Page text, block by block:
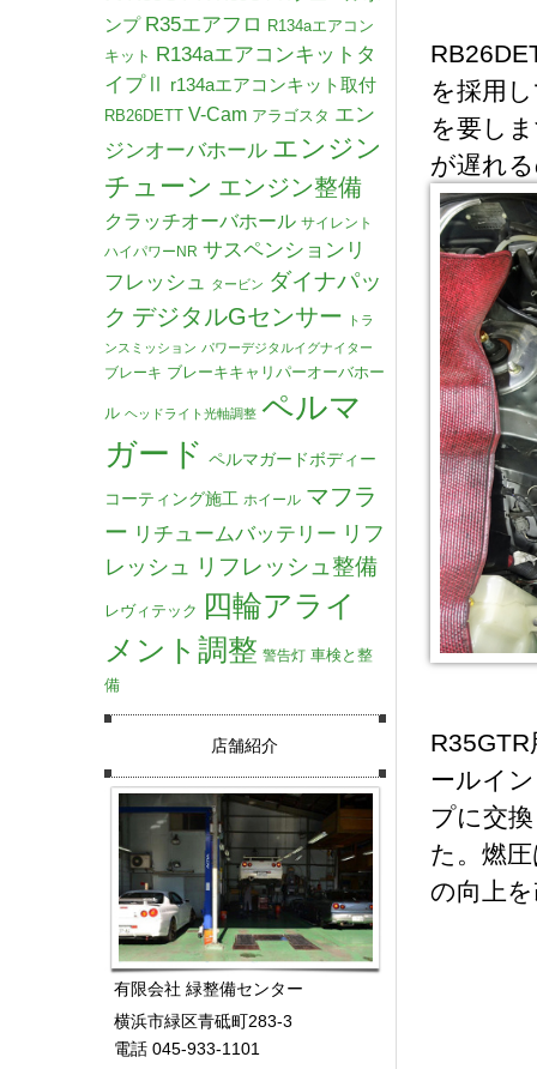
を採用
を要し
が遅れ
ールイ
プに交
た。燃
の向上
ンプ R35エアフロ R134aエアコン
キット R134aエアコンキットタ
イプⅡ
r134aエアコンキット取付
RB26DETT V-Cam アラゴスタ エン
ジンオーバホール エンジン
チューン エンジン整備
クラッチオーバホール サイレント
ハイパワーNR サスペンションリ
フレッシュ
タービン ダイナパッ
ク デジタルGセンサー
トラ
ンスミッション パワーデジタルイグナイター
ブレーキ ブレーキキャリパーオーバホー
ル ヘッドライト光軸調整 ペルマ
ガード ペルマガードボディー
コーティング施工 ホイール マフラ
ー リチュームバッテリー リフ
レッシュ
リフレッシュ整備
レヴィテック 四輪アライ
メント調整 警告灯 車検と整
備
店舗紹介
有限会社 緑整備センター
横浜市緑区青砥町283-3
電話 045-933-1101